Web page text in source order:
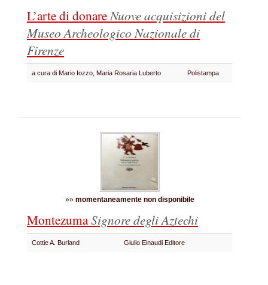
L’arte di donareNuove acquisizioni del
Museo Archeologico Nazionale di
Firenze
a cura di Mario Iozzo, Maria Rosaria Luberto Polistampa
»» momentaneamente non disponibile
MontezumaSignore degli Aztechi
Cottie A. Burland Giulio Einaudi Editore